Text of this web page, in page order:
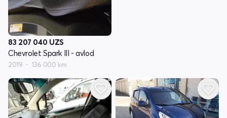
83 207 040 UZS
Chevrolet Spark III - avlod
2019 136 000 km